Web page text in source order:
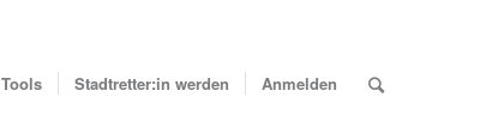
Tools Stadtretter:in werden Anmelden